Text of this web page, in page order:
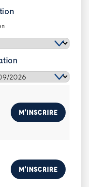
M'INSCRIRE
M'INSCRIRE